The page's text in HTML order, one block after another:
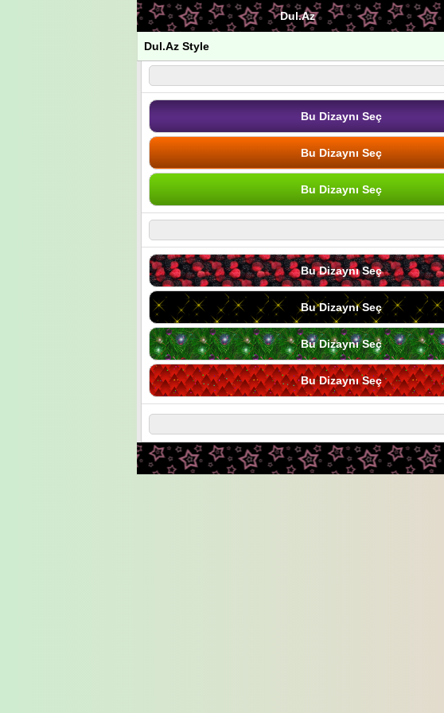
Dul.Az
Dul.Az Style
Bu Dizaynı Seç
Bu Dizaynı Seç
Bu Dizaynı Seç
Bu Dizaynı Seç
Bu Dizaynı Seç
Bu Dizaynı Seç
Bu Dizaynı Seç